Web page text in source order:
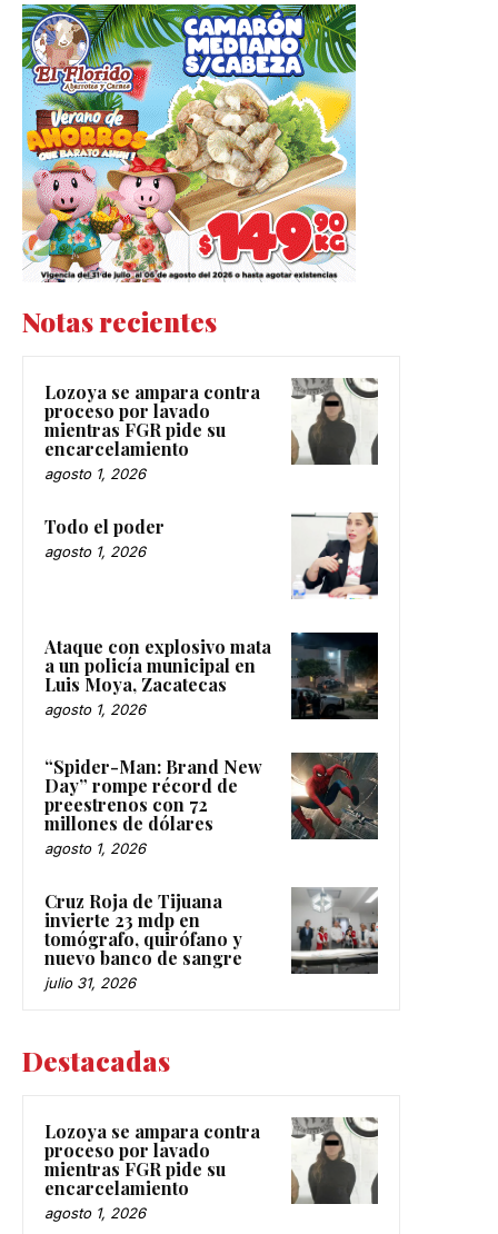
Notas recientes
Lozoya se ampara contra
proceso por lavado
mientras FGR pide su
encarcelamiento
agosto 1, 2026
Todo el poder
agosto 1, 2026
Ataque con explosivo mata
a un policía municipal en
Luis Moya, Zacatecas
agosto 1, 2026
“Spider-Man: Brand New
Day” rompe récord de
preestrenos con 72
millones de dólares
agosto 1, 2026
Cruz Roja de Tijuana
invierte 23 mdp en
tomógrafo, quirófano y
nuevo banco de sangre
julio 31, 2026
Destacadas
Lozoya se ampara contra
proceso por lavado
mientras FGR pide su
encarcelamiento
agosto 1, 2026